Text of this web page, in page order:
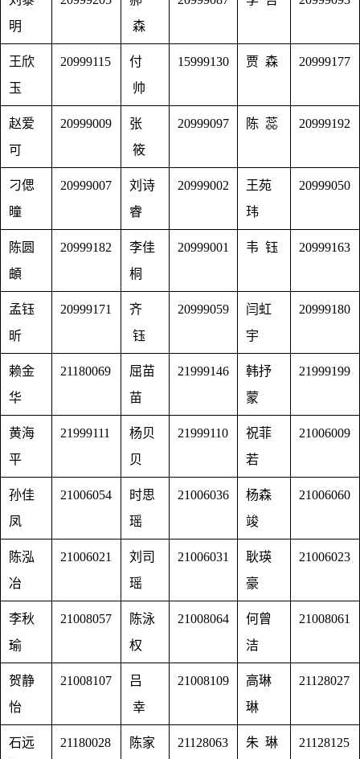
明
森
王欣
玉
20999115
付
帅
15999130 贾 森 20999177
赵爱
可
20999009
张
筱
20999097 陈 蕊 20999192
刁偲
曈
20999007
刘诗
睿
20999002
王苑
玮
20999050
陈圆
頔
20999182
李佳
桐
20999001 韦 钰 20999163
孟钰
昕
20999171
齐
钰
20999059
闫虹
宇
20999180
赖金
华
21180069
屈苗
苗
21999146
韩抒
蒙
21999199
黄海
平
21999111
杨贝
贝
21999110
祝菲
若
21006009
孙佳
凤
21006054
时思
瑶
21006036
杨森
竣
21006060
陈泓
冶
21006021
刘司
瑶
21006031
耿瑛
豪
21006023
李秋
瑜
21008057
陈泳
权
21008064
何曾
洁
21008061
贺静
怡
21008107
吕
幸
21008109
高琳
琳
21128027
石远
21180028
陈家
21128063 朱 琳 21128125